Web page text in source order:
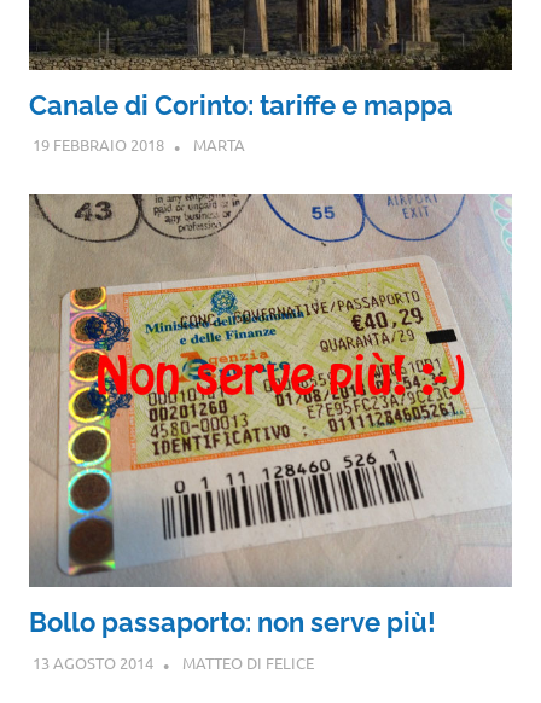
Canale di Corinto: tariffe e mappa
19 FEBBRAIO 2018 MARTA
Bollo passaporto: non serve più!
13 AGOSTO 2014 MATTEO DI FELICE